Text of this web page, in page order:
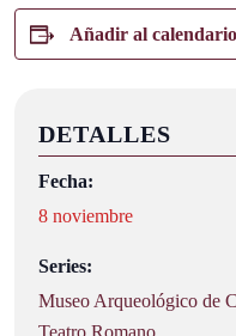
Añadir al calendario
DETALLES
Fecha:
8 noviembre
Series:
Museo Arqueológico de
Teatro Romano